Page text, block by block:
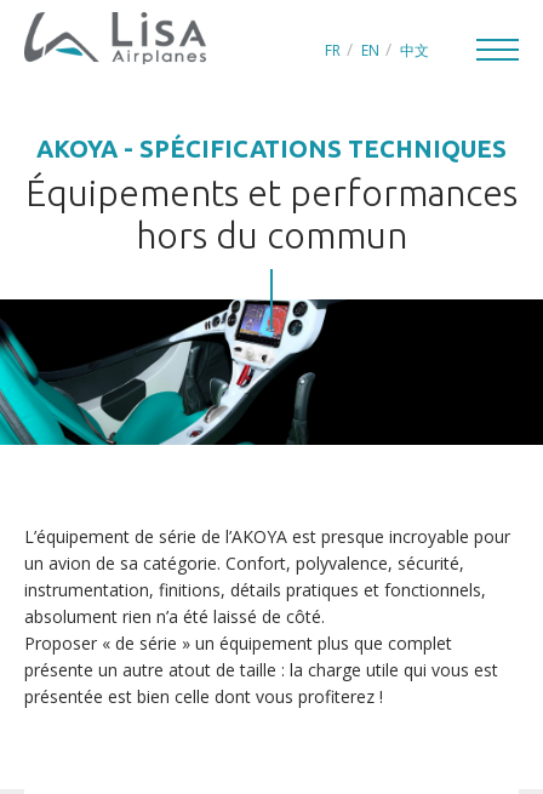
FR EN 中文
CRÉATEUR D’AVIONS DE PLAISANCE
UNIVERS LISA
INNOVATIONS
QUÊTE DE PERFECTION
AKOYA - SPÉCIFICATIONS TECHNIQUES
Équipements et performances
hors du commun
L’équipement de série de l’AKOYA est presque incroyable pour
un avion de sa catégorie. Confort, polyvalence, sécurité,
instrumentation, finitions, détails pratiques et fonctionnels,
absolument rien n’a été laissé de côté.
Proposer « de série » un équipement plus que complet
présente un autre atout de taille : la charge utile qui vous est
présentée est bien celle dont vous profiterez !